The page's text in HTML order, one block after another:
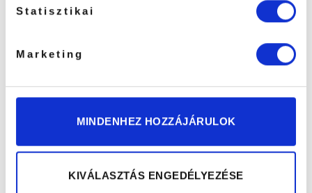
Statisztikai
Marketing
MINDENHEZ HOZZÁJÁRULOK
KIVÁLASZTÁS ENGEDÉLYEZÉSE
LEÍRÁS
TOVÁBBI INFORMÁCIÓK
Szempilla Lifting Fixáló Krém 5×1,5ml – Lash & Lashes
Fixing Lotion